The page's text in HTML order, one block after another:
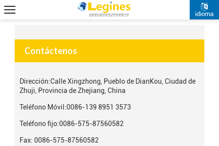
idioma
Contáctenos
Dirección:Calle Xingzhong, Pueblo de DianKou, Ciudad de
Zhuji, Provincia de Zhejiang, China
Teléfono Móvil:0086-139 8951 3573
Teléfono fijo:0086-575-87560582
Fax: 0086-575-87560582